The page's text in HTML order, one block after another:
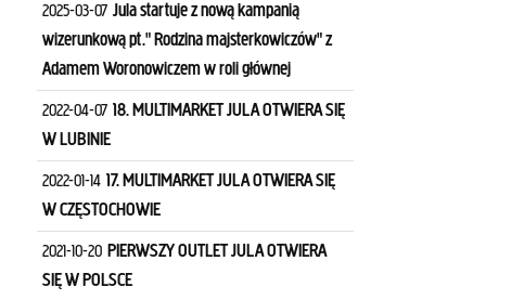
2025-03-07 Jula startuje z nową kampanią
wizerunkową pt." Rodzina majsterkowiczów" z
Adamem Woronowiczem w roli głównej
2022-04-07 18. MULTIMARKET JULA OTWIERA SIĘ
W LUBINIE
2022-01-14 17. MULTIMARKET JULA OTWIERA SIĘ
W CZĘSTOCHOWIE
2021-10-20 PIERWSZY OUTLET JULA OTWIERA
SIĘ W POLSCE